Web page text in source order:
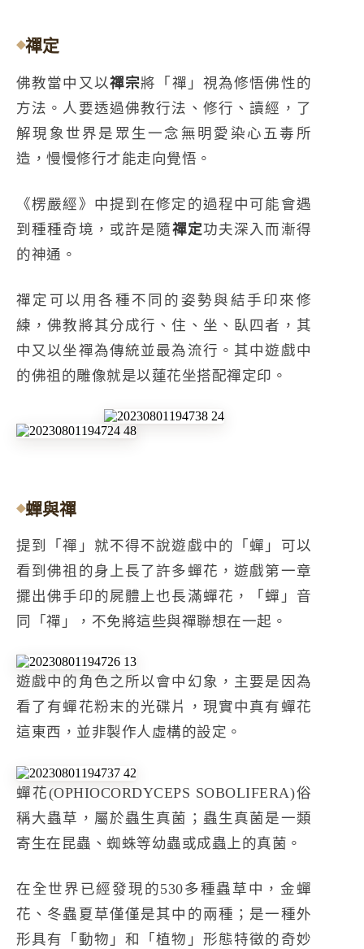
禪定
佛教當中又以禪宗將「禪」視為修悟佛性的
方法。人要透過佛教行法、修行、讀經，了
解現象世界是眾生一念無明愛染心五毒所
造，慢慢修行才能走向覺悟。
《楞嚴經》中提到在修定的過程中可能會遇
到種種奇境，或許是隨禪定功夫深入而漸得
的神通。
禪定可以用各種不同的姿勢與結手印來修
練，佛教將其分成行、住、坐、臥四者，其
中又以坐禪為傳統並最為流行。其中遊戲中
的佛祖的雕像就是以蓮花坐搭配禪定印。
蟬與禪
提到「禪」就不得不說遊戲中的「蟬」可以
看到佛祖的身上長了許多蟬花，遊戲第一章
擺出佛手印的屍體上也長滿蟬花，「蟬」音
同「禪」，不免將這些與禪聯想在一起。
遊戲中的角色之所以會中幻象，主要是因為
看了有蟬花粉末的光碟片，現實中真有蟬花
這東西，並非製作人虛構的設定。
蟬花(OPHIOCORDYCEPS SOBOLIFERA)俗
稱大蟲草，屬於蟲生真菌；蟲生真菌是一類
寄生在昆蟲、蜘蛛等幼蟲或成蟲上的真菌。
在全世界已經發現的530多種蟲草中，金蟬
花、冬蟲夏草僅僅是其中的兩種；是一種外
形具有「動物」和「植物」形態特徵的奇妙